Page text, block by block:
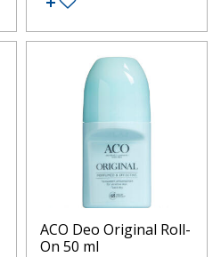
ACO Deo Original Roll-
On 50 ml